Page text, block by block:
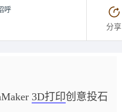
呼
分享
3D打印创意投石